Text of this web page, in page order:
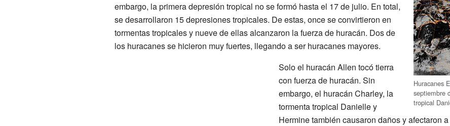
Huracanes
septiembre
tropical
embargo, la primera depresión tropical no se formó hasta el 17 de julio. En total,
se desarrollaron 15 depresiones tropicales. De estas, once se convirtieron en
tormentas tropicales y nueve de ellas alcanzaron la fuerza de huracán. Dos de
los huracanes se hicieron muy fuertes, llegando a ser huracanes mayores.
Solo el huracán Allen tocó tierra
con fuerza de huracán. Sin
embargo, el huracán Charley, la
tormenta tropical Danielle y
Hermine también causaron daños y afectaron